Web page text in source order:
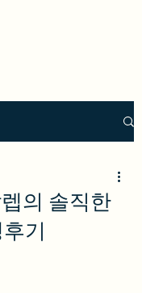
의 솔직한
기